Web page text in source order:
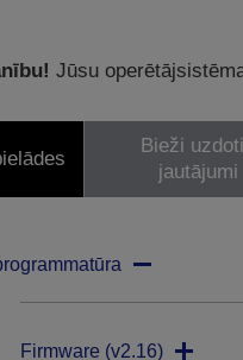
Jūsu
Bieži
jautājumi
Firmware (v2.16)